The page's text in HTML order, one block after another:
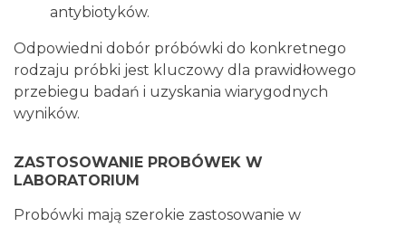
antybiotyków.
Odpowiedni dobór próbówki do konkretnego
rodzaju próbki jest kluczowy dla prawidłowego
przebiegu badań i uzyskania wiarygodnych
wyników.
ZASTOSOWANIE PROBÓWEK W
LABORATORIUM
Probówki mają szerokie zastosowanie w